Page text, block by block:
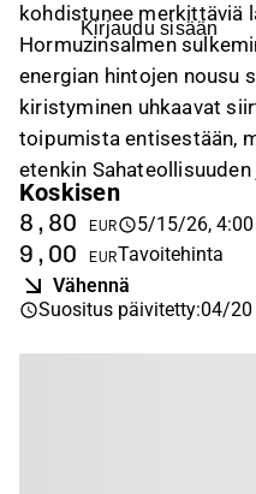
kohdistunee merkittäviä
Hormuzinsalmen
energian hintojen nousu
kiristyminen uhkaavat
toipumista entisestään,
etenkin
Kirjaudu sisään
Koskisen
8,80 EUR 5/15/26, 4:00
9,00 EURTavoitehinta
Vähennä
Suositus päivitetty:04/20